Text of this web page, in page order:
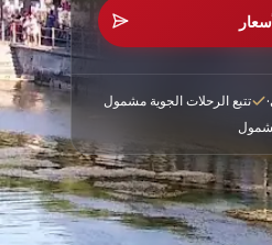
·
تتبع الرحلات الجوية مشمول